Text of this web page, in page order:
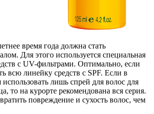
время года должна стать
Для этого используется специальная
с UV-фильтрами. Оптимально, если
всю линейку средств с SPF. Если в
использовать лишь спрей для волос для
то на курорте рекомендована вся серия.
повреждение и сухость волос, чем